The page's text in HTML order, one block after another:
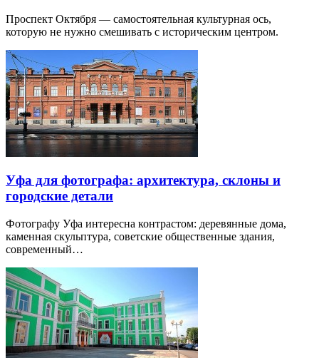
Проспект Октября — самостоятельная культурная ось,
которую не нужно смешивать с историческим центром.
Уфа для фотографа: архитектура, склоны и
городские детали
Фотографу Уфа интересна контрастом: деревянные дома,
каменная скульптура, советские общественные здания,
современный…